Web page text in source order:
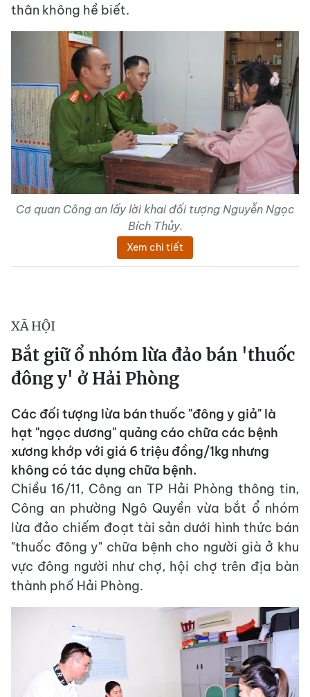
thân không hề biết.
Cơ quan Công an lấy lời khai đối tượng Nguyễn Ngọc
Bích Thủy.
Xem chi tiết
XÃ HỘI
Bắt giữ ổ nhóm lừa đảo bán 'thuốc
đông y' ở Hải Phòng
Các đối tượng lừa bán thuốc "đông y giả" là
hạt "ngọc dương" quảng cáo chữa các bệnh
xương khớp với giá 6 triệu đồng/1kg nhưng
không có tác dụng chữa bệnh.
Chiều 16/11, Công an TP Hải Phòng thông tin,
Công an phường Ngô Quyền vừa bắt ổ nhóm
lừa đảo chiếm đoạt tài sản dưới hình thức bán
"thuốc đông y" chữa bệnh cho người già ở khu
vực đông người như chợ, hội chợ trên địa bàn
thành phố Hải Phòng.